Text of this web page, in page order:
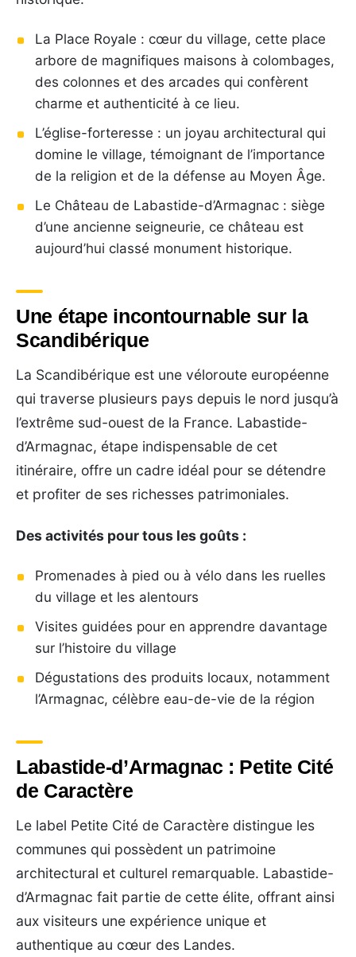
La Place Royale : cœur du village, cette place
arbore de magnifiques maisons à colombages,
des colonnes et des arcades qui confèrent
charme et authenticité à ce lieu.
L’église-forteresse : un joyau architectural qui
domine le village, témoignant de l’importance
de la religion et de la défense au Moyen Âge.
Le Château de Labastide-d’Armagnac : siège
d’une ancienne seigneurie, ce château est
aujourd’hui classé monument historique.
Une étape incontournable sur la
Scandibérique
La Scandibérique est une véloroute européenne
qui traverse plusieurs pays depuis le nord jusqu’à
l’extrême sud-ouest de la France. Labastide-
d’Armagnac, étape indispensable de cet
itinéraire, offre un cadre idéal pour se détendre
et profiter de ses richesses patrimoniales.
Des activités pour tous les goûts :
Promenades à pied ou à vélo dans les ruelles
du village et les alentours
Visites guidées pour en apprendre davantage
sur l’histoire du village
Dégustations des produits locaux, notamment
l’Armagnac, célèbre eau-de-vie de la région
Labastide-d’Armagnac : Petite Cité
de Caractère
Le label Petite Cité de Caractère distingue les
communes qui possèdent un patrimoine
architectural et culturel remarquable. Labastide-
d’Armagnac fait partie de cette élite, offrant ainsi
aux visiteurs une expérience unique et
authentique au cœur des Landes.